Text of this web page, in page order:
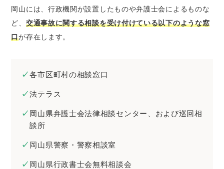
岡山には、行政機関が設置したものや弁護士会によるものな
ど、 交通事故に関する相談を受け付けている以下のような窓
口が存在します。
各市区町村の相談窓口
法テラス
岡山県弁護士会法律相談センター、および巡回相
談所
岡山県警察・警察相談室
岡山県行政書士会無料相談会